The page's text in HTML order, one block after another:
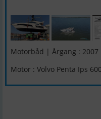
Motorbåd | Årgang :
Motor : Volvo Penta Ips 600